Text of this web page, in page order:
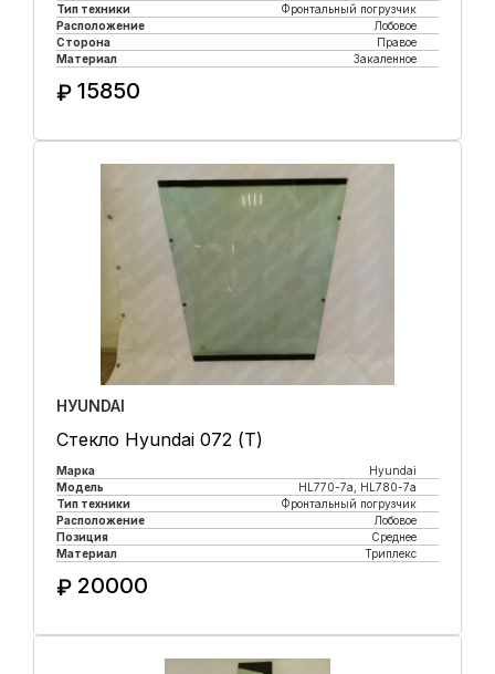
Тип техники
Фронтальный погрузчик
Расположение
Лобовое
Сторона
Правое
Материал
Закаленное
₽ 15850
HУUNDAI
Стекло Hyundai 072 (Т)
Марка
Hyundai
Модель
HL770-7а, HL780-7а
Тип техники
Фронтальный погрузчик
Расположение
Лобовое
Позиция
Среднее
Материал
Триплекс
₽ 20000